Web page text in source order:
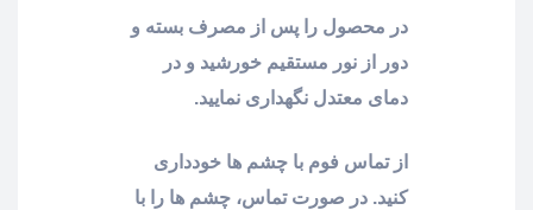
در محصول را پس از مصرف بسته و
دور از نور مستقیم خورشید و در
دمای معتدل نگهداری نمایید.
از تماس فوم با چشم ها خودداری
کنید. در صورت تماس، چشم ها را با